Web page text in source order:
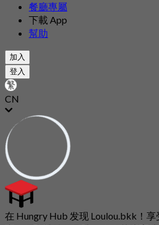
餐廳專屬
下載 App
幫助
加入
登入
CN
在 Hungry Hub 发现 Loulou.bkk！